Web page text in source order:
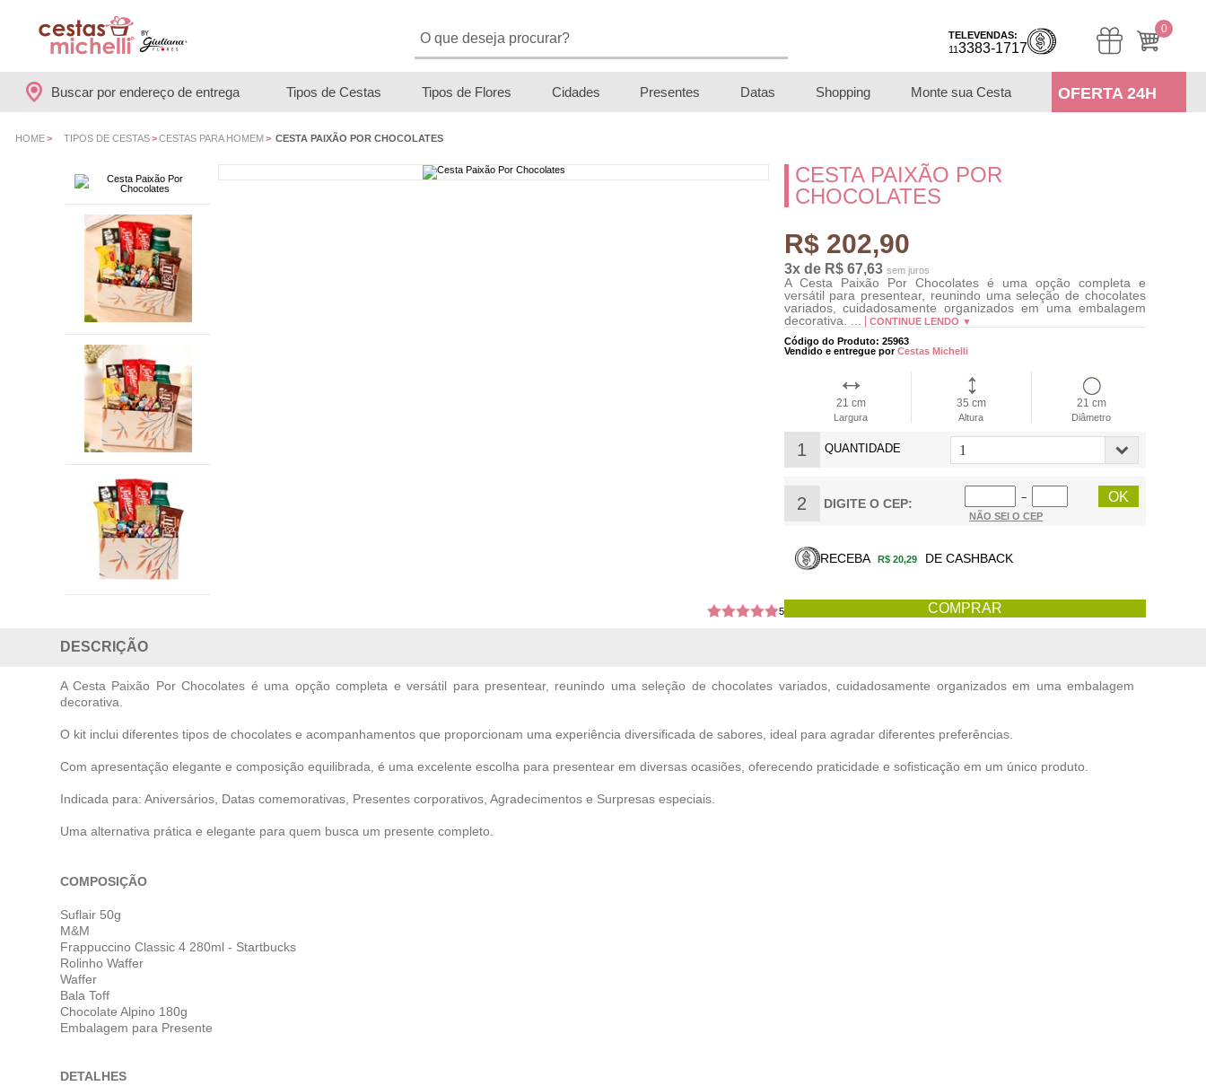
0
TELEVENDAS:
113383-1717
Buscar por endereço de entrega Tipos de Cestas Tipos de Flores Cidades Presentes Datas Shopping Monte sua Cesta OFERTA 24H
HOME> TIPOS DE CESTAS>CESTAS PARA HOMEM> CESTA PAIXÃO POR CHOCOLATES
5
CESTA PAIXÃO POR
CHOCOLATES
R$ 202,90
3x de R$ 67,63 sem juros
A Cesta Paixão Por Chocolates é uma opção completa e
versátil para presentear, reunindo uma seleção de chocolates
variados, cuidadosamente organizados em uma embalagem
decorativa. ...
CONTINUE LENDO ▼
Código do Produto: 25963
Vendido e entregue porCestas Michelli
21 cm
Largura
35 cm
Altura
21 cm
Diâmetro
1 QUANTIDADE
2 DIGITE O CEP:
−
NÃO SEI O CEP
RECEBA R$ 20,29 DE CASHBACK
DESCRIÇÃO
A Cesta Paixão Por Chocolates é uma opção completa e versátil para presentear, reunindo uma seleção de chocolates variados, cuidadosamente organizados em uma embalagem
decorativa.
O kit inclui diferentes tipos de chocolates e acompanhamentos que proporcionam uma experiência diversificada de sabores, ideal para agradar diferentes preferências.
Com apresentação elegante e composição equilibrada, é uma excelente escolha para presentear em diversas ocasiões, oferecendo praticidade e sofisticação em um único produto.
Indicada para: Aniversários, Datas comemorativas, Presentes corporativos, Agradecimentos e Surpresas especiais.
Uma alternativa prática e elegante para quem busca um presente completo.
COMPOSIÇÃO
Suflair 50g
M&M
Frappuccino Classic 4 280ml - Startbucks
Rolinho Waffer
Waffer
Bala Toff
Chocolate Alpino 180g
Embalagem para Presente
DETALHES